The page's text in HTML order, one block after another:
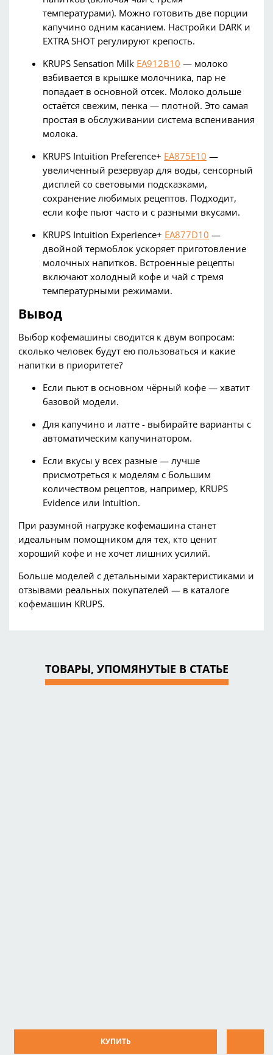
температурами). Можно готовить две порции
капучино одним касанием. Настройки DARK и
EXTRA SHOT регулируют крепость.
KRUPSSensation Milk EA912B10 — молоко
взбивается в крышке молочника, пар не
попадает в основной отсек. Молоко дольше
остаётся свежим, пенка — плотной. Это самая
простая в обслуживании система вспенивания
молока.
KRUPS Intuition Preference+ EA875E10 —
увеличенный резервуар для воды, сенсорный
дисплей со световыми подсказками,
сохранение любимых рецептов. Подходит,
если кофе пьют часто и с разными вкусами.
KRUPS Intuition Experience+ EA877D10 —
двойной термоблокускоряет приготовление
молочных напитков. Встроенные рецепты
включают холодный кофе и чай с тремя
температурными режимами.
Вывод
Выбор кофемашины сводится к двум вопросам:
сколько человек будут ею пользоваться и какие
напитки в приоритете?
Если пьют в основном чёрный кофе — хватит
базовой модели.
Для капучино и латте- выбирайте варианты с
автоматическим капучинатором.
Если вкусы у всех разные — лучше
присмотреться к моделям с большим
количеством рецептов, например, KRUPS
Evidence или Intuition.
При разумной нагрузке кофемашинастанет
идеальным помощником для тех, кто ценит
хороший кофе и нехочет лишних усилий.
Больше моделей с детальными характеристиками и
отзывами реальных покупателей — в каталоге
кофемашин KRUPS.
ТОВАРЫ, УПОМЯНУТЫЕ В СТАТЬЕ